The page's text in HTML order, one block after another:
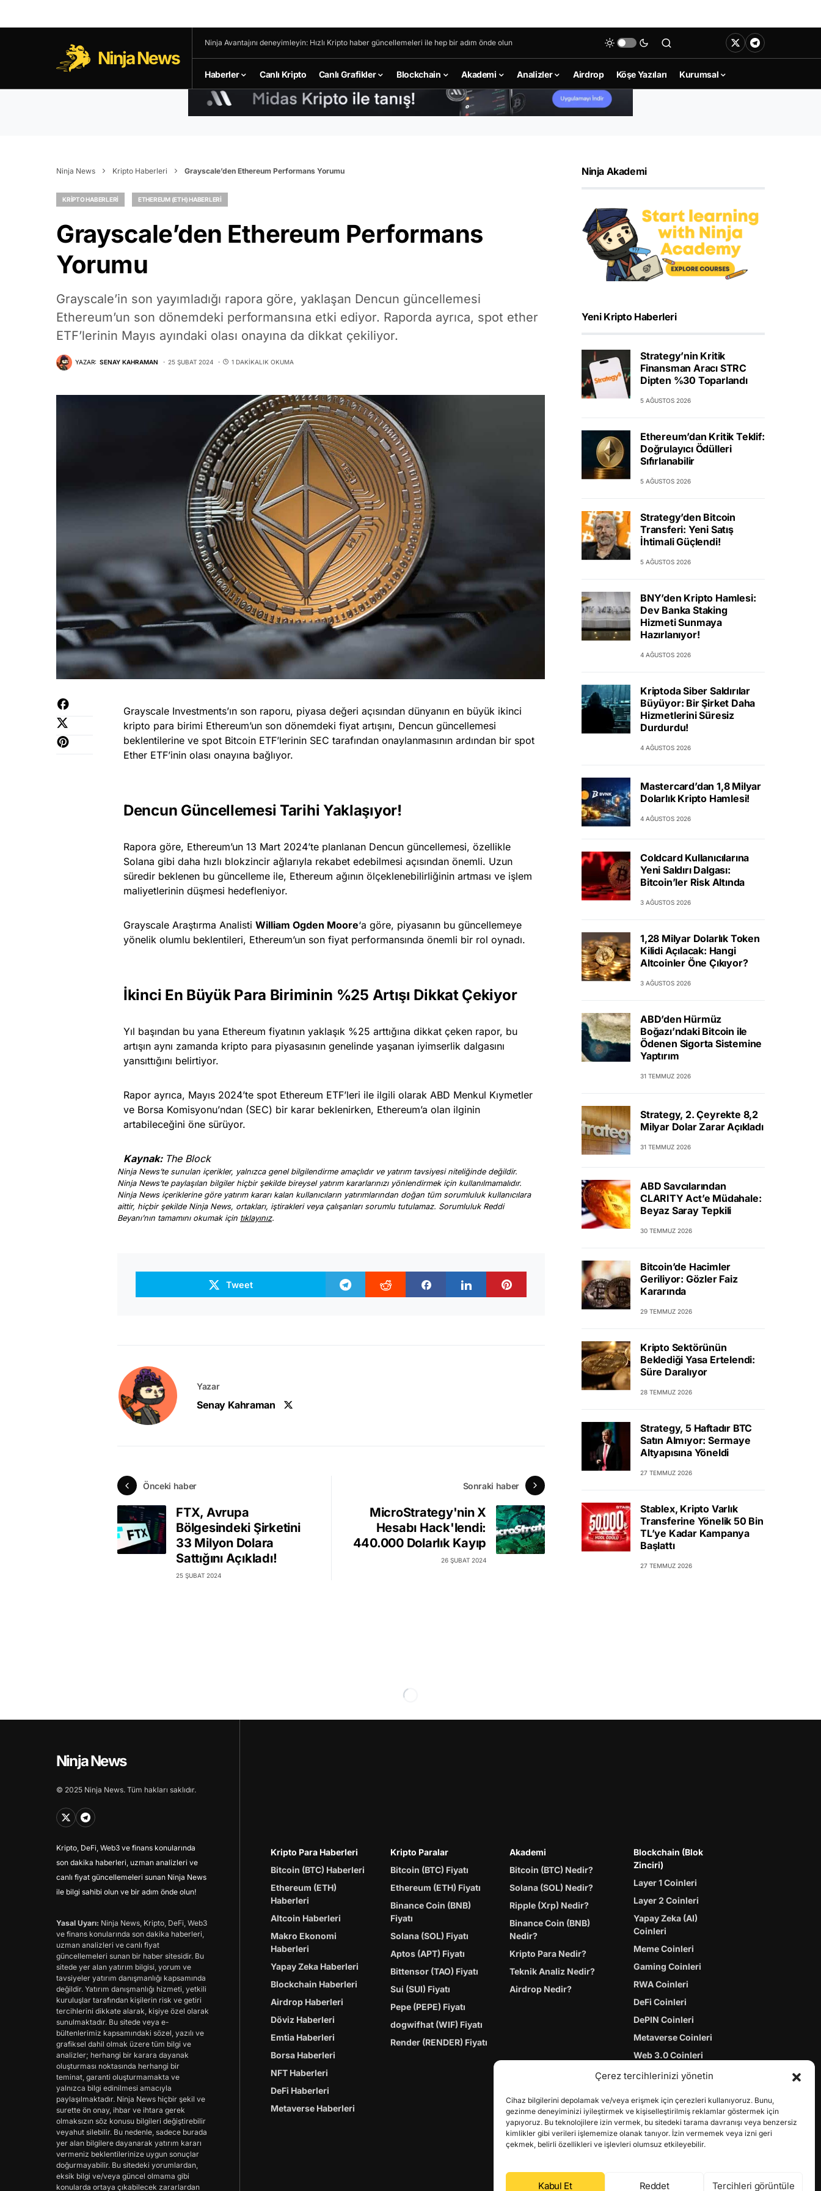
Çerez tercihlerinizi yönetin
Cihaz bilgilerini depolamak ve/veya erişmek için çerezleri kullanıyoruz. Bunu,
gezinme deneyiminizi iyileştirmek ve kişiselleştirilmiş reklamlar göstermek için
yapıyoruz. Bu teknolojilere izin vermek, bu sitedeki tarama davranışı veya benzersiz
kimlikler gibi verileri işlememize olanak tanıyor. İzin vermemek veya izni geri
çekmek, belirli özellikleri ve işlevleri olumsuz etkileyebilir.
Kabul Et Reddet Tercihleri görüntüle
Ninja News
Ninja Avantajını deneyimleyin: Hızlı Kripto haber güncellemeleri ile hep bir adım önde olun
Haberler Canlı Kripto Canlı Grafikler Blockchain Akademi Analizler Airdrop Köşe Yazıları Kurumsal
Ninja News Kripto Haberleri Grayscale’den Ethereum Performans Yorumu
KRIPTO HABERLERI ETHEREUM (ETH) HABERLERI
Grayscale’den Ethereum Performans
Yorumu
Grayscale’in son yayımladığı rapora göre, yaklaşan Dencun güncellemesi
Ethereum’un son dönemdeki performansına etki ediyor. Raporda ayrıca, spot ether
ETF’lerinin Mayıs ayındaki olası onayına da dikkat çekiliyor.
YAZAR: SENAY KAHRAMAN 25 ŞUBAT 2024 1 DAKIKALIK OKUMA
Grayscale Investments’ın son raporu, piyasa değeri açısından dünyanın en büyük ikinci
kripto para birimi Ethereum’un son dönemdeki fiyat artışını, Dencun güncellemesi
beklentilerine ve spot Bitcoin ETF’lerinin SEC tarafından onaylanmasının ardından bir spot
Ether ETF’inin olası onayına bağlıyor.
Dencun Güncellemesi Tarihi Yaklaşıyor!
Rapora göre, Ethereum’un 13 Mart 2024’te planlanan Dencun güncellemesi, özellikle
Solana gibi daha hızlı blokzincir ağlarıyla rekabet edebilmesi açısından önemli. Uzun
süredir beklenen bu güncelleme ile, Ethereum ağının ölçeklenebilirliğinin artması ve işlem
maliyetlerinin düşmesi hedefleniyor.
Grayscale Araştırma Analisti William Ogden Moore‘a göre, piyasanın bu güncellemeye
yönelik olumlu beklentileri, Ethereum’un son fiyat performansında önemli bir rol oynadı.
İkinci En Büyük Para Biriminin %25 Artışı Dikkat Çekiyor
Yıl başından bu yana Ethereum fiyatının yaklaşık %25 arttığına dikkat çeken rapor, bu
artışın aynı zamanda kripto para piyasasının genelinde yaşanan iyimserlik dalgasını
yansıttığını belirtiyor.
Rapor ayrıca, Mayıs 2024’te spot Ethereum ETF’leri ile ilgili olarak ABD Menkul Kıymetler
ve Borsa Komisyonu’ndan (SEC) bir karar beklenirken, Ethereum’a olan ilginin
artabileceğini öne sürüyor.
Kaynak: The Block
Ninja News’te sunulan içerikler, yalnızca genel bilgilendirme amaçlıdır ve yatırım tavsiyesi niteliğinde değildir.
Ninja News’te paylaşılan bilgiler hiçbir şekilde bireysel yatırım kararlarınızı yönlendirmek için kullanılmamalıdır.
Ninja News içeriklerine göre yatırım kararı kalan kullanıcıların yatırımlarından doğan tüm sorumluluk kullanıcılara
aittir, hiçbir şekilde Ninja News, ortakları, iştirakleri veya çalışanları sorumlu tutulamaz. Sorumluluk Reddi
Beyanı’nın tamamını okumak için tıklayınız.
Tweet
Yazar
Senay Kahraman
Önceki haber
FTX, Avrupa
Bölgesindeki Şirketini
33 Milyon Dolara
Sattığını Açıkladı!
25 ŞUBAT 2024
Sonraki haber
MicroStrategy'nin X
Hesabı Hack'lendi:
440.000 Dolarlık Kayıp
26 ŞUBAT 2024
Ninja Akademi
Yeni Kripto Haberleri
Strategy’nin Kritik
Finansman Aracı STRC
Dipten %30 Toparlandı
5 AĞUSTOS 2026
Ethereum’dan Kritik Teklif:
Doğrulayıcı Ödülleri
Sıfırlanabilir
5 AĞUSTOS 2026
Strategy’den Bitcoin
Transferi: Yeni Satış
İhtimali Güçlendi!
5 AĞUSTOS 2026
BNY’den Kripto Hamlesi:
Dev Banka Staking
Hizmeti Sunmaya
Hazırlanıyor!
4 AĞUSTOS 2026
Kriptoda Siber Saldırılar
Büyüyor: Bir Şirket Daha
Hizmetlerini Süresiz
Durdurdu!
4 AĞUSTOS 2026
Mastercard’dan 1,8 Milyar
Dolarlık Kripto Hamlesi!
4 AĞUSTOS 2026
Coldcard Kullanıcılarına
Yeni Saldırı Dalgası:
Bitcoin’ler Risk Altında
3 AĞUSTOS 2026
1,28 Milyar Dolarlık Token
Kilidi Açılacak: Hangi
Altcoinler Öne Çıkıyor?
3 AĞUSTOS 2026
ABD’den Hürmüz
Boğazı’ndaki Bitcoin ile
Ödenen Sigorta Sistemine
Yaptırım
31 TEMMUZ 2026
Strategy, 2. Çeyrekte 8,2
Milyar Dolar Zarar Açıkladı
31 TEMMUZ 2026
ABD Savcılarından
CLARITY Act’e Müdahale:
Beyaz Saray Tepkili
30 TEMMUZ 2026
Bitcoin’de Hacimler
Geriliyor: Gözler Faiz
Kararında
29 TEMMUZ 2026
Kripto Sektörünün
Beklediği Yasa Ertelendi:
Süre Daralıyor
28 TEMMUZ 2026
Strategy, 5 Haftadır BTC
Satın Almıyor: Sermaye
Altyapısına Yöneldi
27 TEMMUZ 2026
Stablex, Kripto Varlık
Transferine Yönelik 50 Bin
TL’ye Kadar Kampanya
Başlattı
27 TEMMUZ 2026
Ninja News
© 2025 Ninja News. Tüm hakları saklıdır.
Kripto, DeFi, Web3 ve finans konularında
son dakika haberleri, uzman analizleri ve
canlı fiyat güncellemeleri sunan Ninja News
ile bilgi sahibi olun ve bir adım önde olun!
Yasal Uyarı: Ninja News, Kripto, DeFi, Web3
ve finans konularında son dakika haberleri,
uzman analizleri ve canlı fiyat
güncellemeleri sunan bir haber sitesidir. Bu
sitede yer alan yatırım bilgisi, yorum ve
tavsiyeler yatırım danışmanlığı kapsamında
değildir. Yatırım danışmanlığı hizmeti, yetkili
kuruluşlar tarafından kişilerin risk ve getiri
tercihlerini dikkate alarak, kişiye özel olarak
sunulmaktadır. Bu sitede veya e-
bültenlerimiz kapsamındaki sözel, yazılı ve
grafiksel dahil olmak üzere tüm bilgi ve
analizler; herhangi bir karara dayanak
oluşturması noktasında herhangi bir
teminat, garanti oluşturmamakta ve
yalnızca bilgi edinilmesi amacıyla
paylaşılmaktadır. Ninja News hiçbir şekil ve
surette ön onay, ihbar ve ihtara gerek
olmaksızın söz konusu bilgileri değiştirebilir
veyahut silebilir. Bu nedenle, sadece burada
yer alan bilgilere dayanarak yatırım kararı
vermeniz beklentilerinize uygun sonuçlar
doğurmayabilir. Bu sitedeki yorumlardan,
eksik bilgi ve/veya güncel olmama gibi
konularda ortaya çıkabilecek zararlardan
Kripto Para Haberleri
Bitcoin (BTC) Haberleri
Ethereum (ETH)
Haberleri
Altcoin Haberleri
Makro Ekonomi
Haberleri
Yapay Zeka Haberleri
Blockchain Haberleri
Airdrop Haberleri
Döviz Haberleri
Emtia Haberleri
Borsa Haberleri
NFT Haberleri
DeFi Haberleri
Metaverse Haberleri
Kripto Paralar
Bitcoin (BTC) Fiyatı
Ethereum (ETH) Fiyatı
Binance Coin (BNB)
Fiyatı
Solana (SOL) Fiyatı
Aptos (APT) Fiyatı
Bittensor (TAO) Fiyatı
Sui (SUI) Fiyatı
Pepe (PEPE) Fiyatı
dogwifhat (WIF) Fiyatı
Render (RENDER) Fiyatı
Akademi
Bitcoin (BTC) Nedir?
Solana (SOL) Nedir?
Ripple (Xrp) Nedir?
Binance Coin (BNB)
Nedir?
Kripto Para Nedir?
Teknik Analiz Nedir?
Airdrop Nedir?
Blockchain (Blok
Zinciri)
Layer 1 Coinleri
Layer 2 Coinleri
Yapay Zeka (AI)
Coinleri
Meme Coinleri
Gaming Coinleri
RWA Coinleri
DeFi Coinleri
DePIN Coinleri
Metaverse Coinleri
Web 3.0 Coinleri
Coin Türevleri